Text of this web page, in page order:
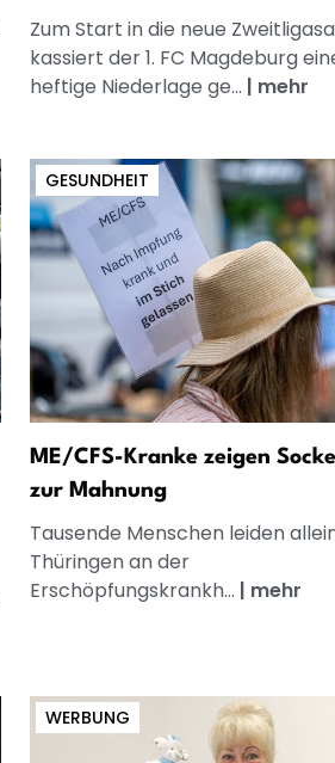
Zum Start in die neue
kassiert der 1. FC Magdeburg
heftige Niederlage ge... | mehr
GESUNDHEIT
ME/CFS-Kranke zeigen
zur Mahnung
Tausende Menschen leiden
Thüringen an der
Erschöpfungskrankh... | mehr
WERBUNG